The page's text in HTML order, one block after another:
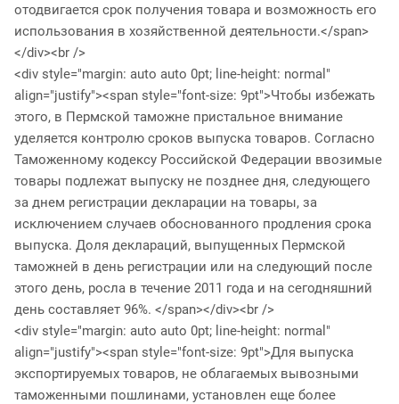
отодвигается срок получения товара и возможность его
использования в хозяйственной деятельности.</span>
</div><br />
<div style="margin: auto auto 0pt; line-height: normal"
align="justify"><span style="font-size: 9pt">Чтобы избежать
этого, в Пермской таможне пристальное внимание
уделяется контролю сроков выпуска товаров. Согласно
Таможенному кодексу Российской Федерации ввозимые
товары подлежат выпуску не позднее дня, следующего
за днем регистрации декларации на товары, за
исключением случаев обоснованного продления срока
выпуска. Доля деклараций, выпущенных Пермской
таможней в день регистрации или на следующий после
этого день, росла в течение 2011 года и на сегодняшний
день составляет 96%. </span></div><br />
<div style="margin: auto auto 0pt; line-height: normal"
align="justify"><span style="font-size: 9pt">Для выпуска
экспортируемых товаров, не облагаемых вывозными
таможенными пошлинами, установлен еще более